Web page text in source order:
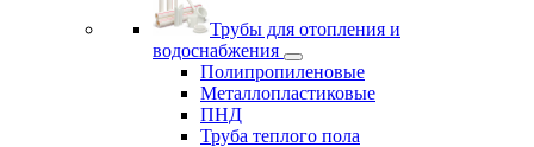
Трубы для отопления и
водоснабжения
Полипропиленовые
Металлопластиковые
ПНД
Труба теплого пола